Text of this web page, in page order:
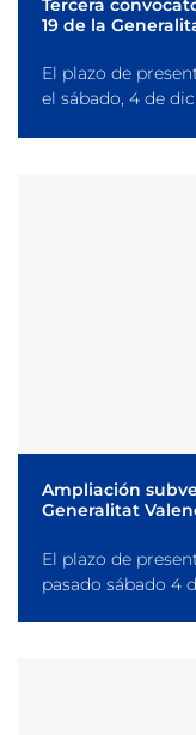
Tercera
19 de la
El plazo de
el sábado, 4 de
Ampliación
Generalitat
El plazo de
pasado sábado 4